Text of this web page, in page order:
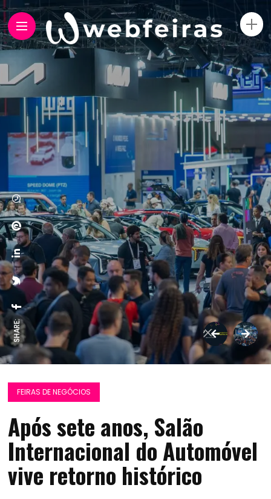
SHARE:
FEIRAS DE NEGÓCIOS
Após sete anos, Salão
Internacional do Automóvel
vive retorno histórico